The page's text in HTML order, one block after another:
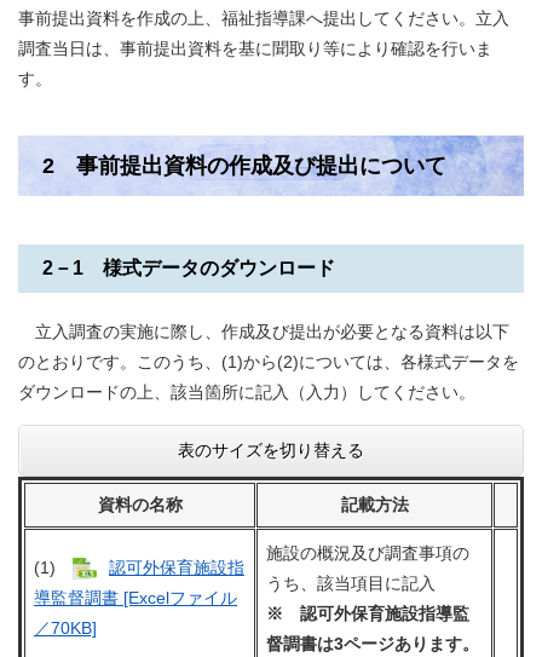
事前提出資料を作成の上、福祉指導課へ提出してください。立入
調査当日は、事前提出資料を基に聞取り等により確認を行いま
す。
2 事前提出資料の作成及び提出について
2－1 様式データのダウンロード
立入調査の実施に際し、作成及び提出が必要となる資料は以下
のとおりです。このうち、(1)から(2)については、各様式データを
ダウンロードの上、該当箇所に記入（入力）してください。
表のサイズを切り替える
資料の名称 記載方法
(1)
認可外保育施設指
導監督調書 [Excelファイル
／70KB]
施設の概況及び調査事項の
うち、該当項目に記入
※ 認可外保育施設指導監
督調書は3ページあります。